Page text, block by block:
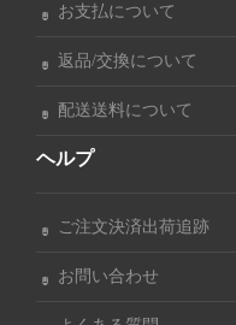
お支払について
返品/交換について
配送送料について
ヘルプ
ご注文決済出荷追跡
お問い合わせ